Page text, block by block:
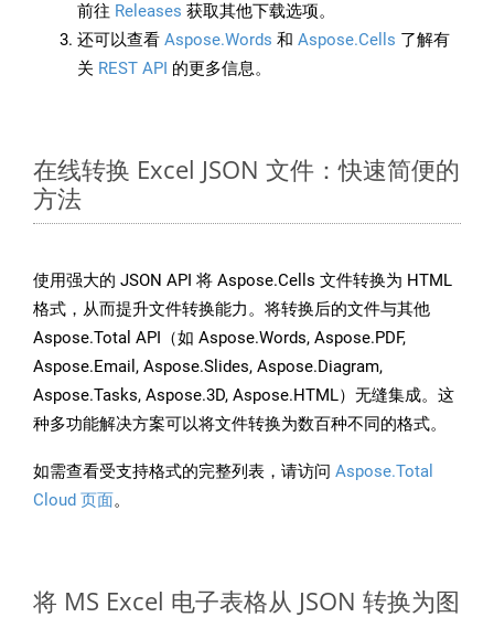
前往 Releases 获取其他下载选项。
还可以查看 Aspose.Words 和 Aspose.Cells 了解有
关 REST API 的更多信息。
在线转换 Excel JSON 文件：快速简便的
方法
使用强大的 JSON API 将 Aspose.Cells 文件转换为 HTML
格式，从而提升文件转换能力。将转换后的文件与其他
Aspose.Total API（如 Aspose.Words, Aspose.PDF,
Aspose.Email, Aspose.Slides, Aspose.Diagram,
Aspose.Tasks, Aspose.3D, Aspose.HTML）无缝集成。这
种多功能解决方案可以将文件转换为数百种不同的格式。
如需查看受支持格式的完整列表，请访问 Aspose.Total
Cloud 页面。
将 MS Excel 电子表格从 JSON 转换为图